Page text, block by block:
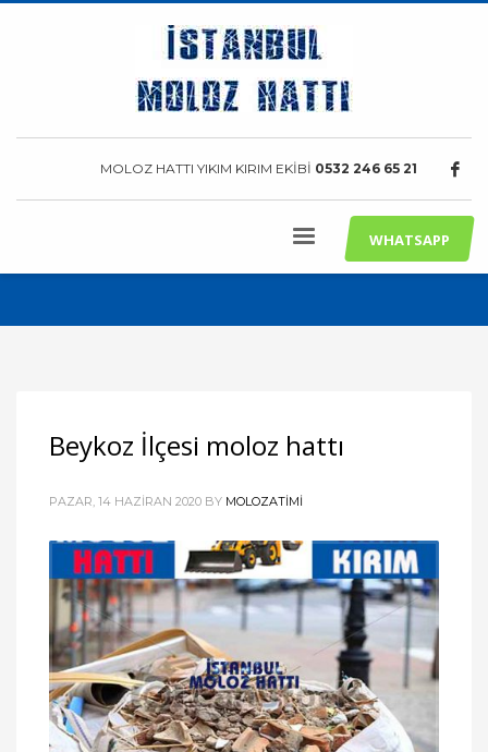
MOLOZ HATTI YIKIM KIRIM EKİBİ 0532 246 65 21
WHATSAPP
Beykoz İlçesi moloz hattı
PAZAR, 14 HAZIRAN 2020 BY MOLOZATIMI